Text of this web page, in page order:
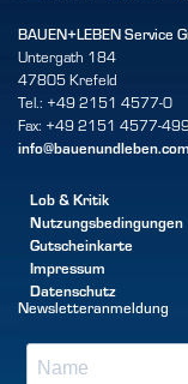
BAUEN+LEBEN Service
Untergath 184
47805 Krefeld
Tel.: +49 2151 4577-0
Fax: +49 2151 4577-
info@bauenundleben.com
Lob & Kritik
Nutzungsbedingungen
Gutscheinkarte
Impressum
Datenschutz
Newsletteranmeldung